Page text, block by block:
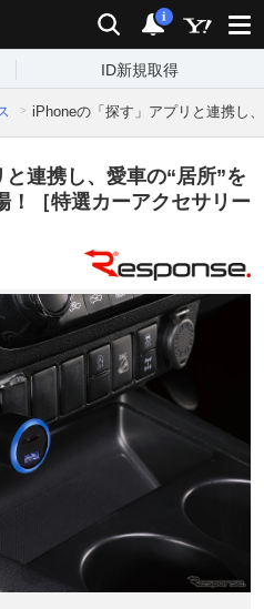
検索 通知
i
ID新規取得
iPhoneの「探す」アプリと連携し
連携し、愛車の“居所”を
！［特選カーアクセサリー